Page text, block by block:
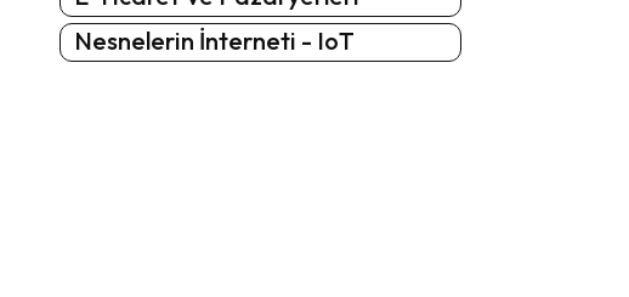
Nesnelerin İnterneti - IoT